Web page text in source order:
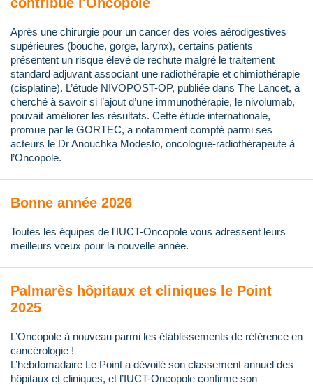
Après une chirurgie pour un cancer des voies aérodigestives
supérieures (bouche, gorge, larynx), certains patients
présentent un risque élevé de rechute malgré le traitement
standard adjuvant associant une radiothérapie et chimiothérapie
(cisplatine). L’étude NIVOPOST-OP, publiée dans The Lancet, a
cherché à savoir si l’ajout d’une immunothérapie, le nivolumab,
pouvait améliorer les résultats. Cette étude internationale,
promue par le GORTEC, a notamment compté parmi ses
acteurs le Dr Anouchka Modesto, oncologue-radiothérapeute à
l’Oncopole.
Bonne année 2026
Toutes les équipes de l'IUCT-Oncopole vous adressent leurs
meilleurs vœux pour la nouvelle année.
Palmarès hôpitaux et cliniques le Point
2025
L’Oncopole à nouveau parmi les établissements de référence en
cancérologie !
L’hebdomadaire Le Point a dévoilé son classement annuel des
hôpitaux et cliniques, et l’IUCT-Oncopole confirme son